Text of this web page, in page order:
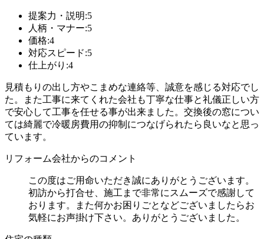
提案力・説明:5
人柄・マナー:5
価格:4
対応スピード:5
仕上がり:4
見積もりの出し方やこまめな連絡等、誠意を感じる対応でし
た。また工事に来てくれた会社も丁寧な仕事と礼儀正しい方
で安心して工事を任せる事が出来ました。交換後の窓につい
ては綺麗で冷暖房費用の抑制につなげられたら良いなと思っ
ています。
リフォーム会社からのコメント
この度はご用命いただき誠にありがとうございます。
初訪から打合せ、施工まで非常にスムーズで感謝して
おります。また何かお困りごとなどございましたらお
気軽にお声掛け下さい。ありがとうございました。